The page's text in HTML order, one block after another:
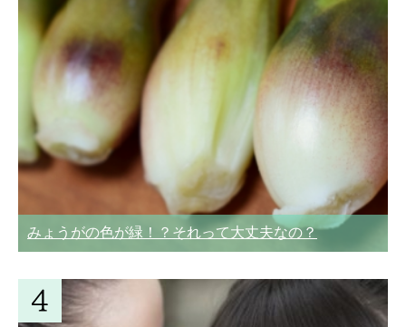
みょうがの色が緑！？それって大丈夫なの？